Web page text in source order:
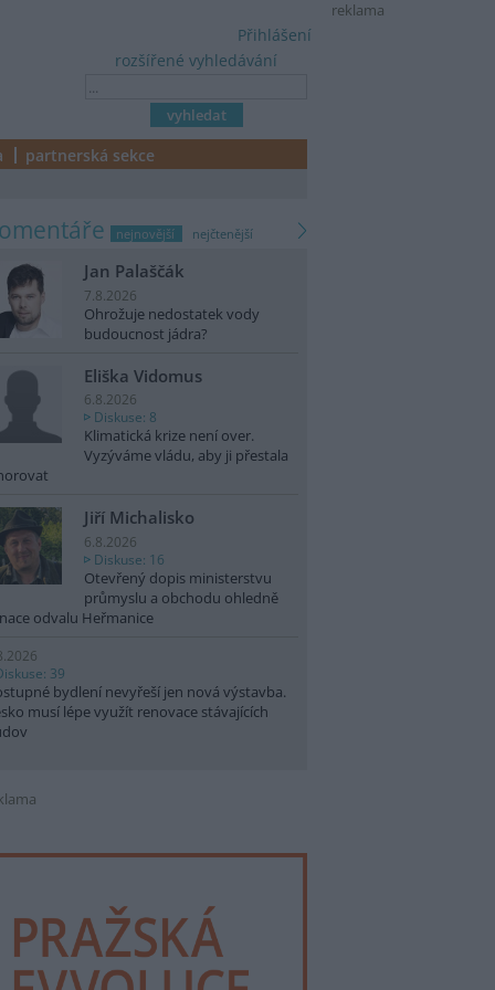
reklama
rozšířené vyhledávání
Přihlášení
partnerská sekce
nejnovější nejčtenější
Jan Palaščák
7.8.2026
Ohrožuje nedostatek vody
budoucnost jádra?
Eliška Vidomus
6.8.2026
Diskuse: 8
Klimatická krize není over.
Vyzýváme vládu, aby ji přestala
Jiří Michalisko
6.8.2026
Diskuse: 16
Otevřený dopis ministerstvu
průmyslu a obchodu ohledně
odvalu Heřmanice
39
bydlení nevyřeší jen nová výstavba.
musí lépe využít renovace stávajících